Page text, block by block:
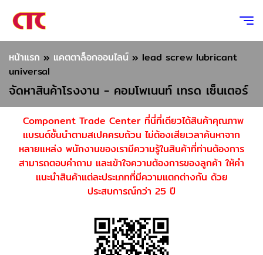
หน้าแรก » แคตตาล็อกออนไลน์ » lead screw lubricant
universal
จัดหาสินค้าโรงงาน - คอมโพเนนท์ เทรด เซ็นเตอร์
Component Trade Center ที่นี่ที่เดียวได้สินค้าคุณภาพ
แบรนด์ชั้นนำตามสเปคครบถ้วน ไม่ต้องเสียเวลาค้นหาจาก
หลายแหล่ง พนักงานของเรามีความรู้ในสินค้าที่ท่านต้องการ
สามารถตอบคำถาม และเข้าใจความต้องการของลูกค้า ให้คำ
แนะนำสินค้าแต่ละประเภทที่มีความแตกต่างกัน ด้วย
ประสบการณ์กว่า 25 ปี